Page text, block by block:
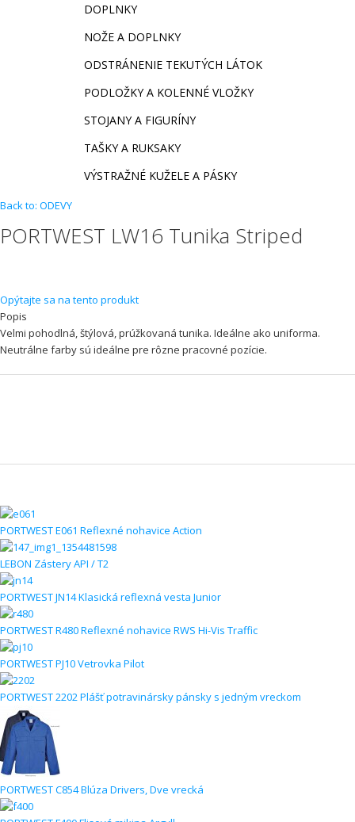
DOPLNKY
NOŽE A DOPLNKY
ODSTRÁNENIE TEKUTÝCH LÁTOK
PODLOŽKY A KOLENNÉ VLOŽKY
STOJANY A FIGURÍNY
TAŠKY A RUKSAKY
VÝSTRAŽNÉ KUŽELE A PÁSKY
Back to: ODEVY
PORTWEST LW16 Tunika Striped
Opýtajte sa na tento produkt
Popis
Velmi pohodlná, štýlová, prúžkovaná tunika. Ideálne ako uniforma.
Neutrálne farby sú ideálne pre rôzne pracovné pozície.
PORTWEST E061 Reflexné nohavice Action
LEBON Zástery API / T2
PORTWEST JN14 Klasická reflexná vesta Junior
PORTWEST R480 Reflexné nohavice RWS Hi-Vis Traffic
PORTWEST PJ10 Vetrovka Pilot
PORTWEST 2202 Plášť potravinársky pánsky s jedným vreckom
PORTWEST C854 Blúza Drivers, Dve vrecká